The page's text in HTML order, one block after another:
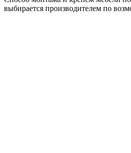
выбирается производителем по